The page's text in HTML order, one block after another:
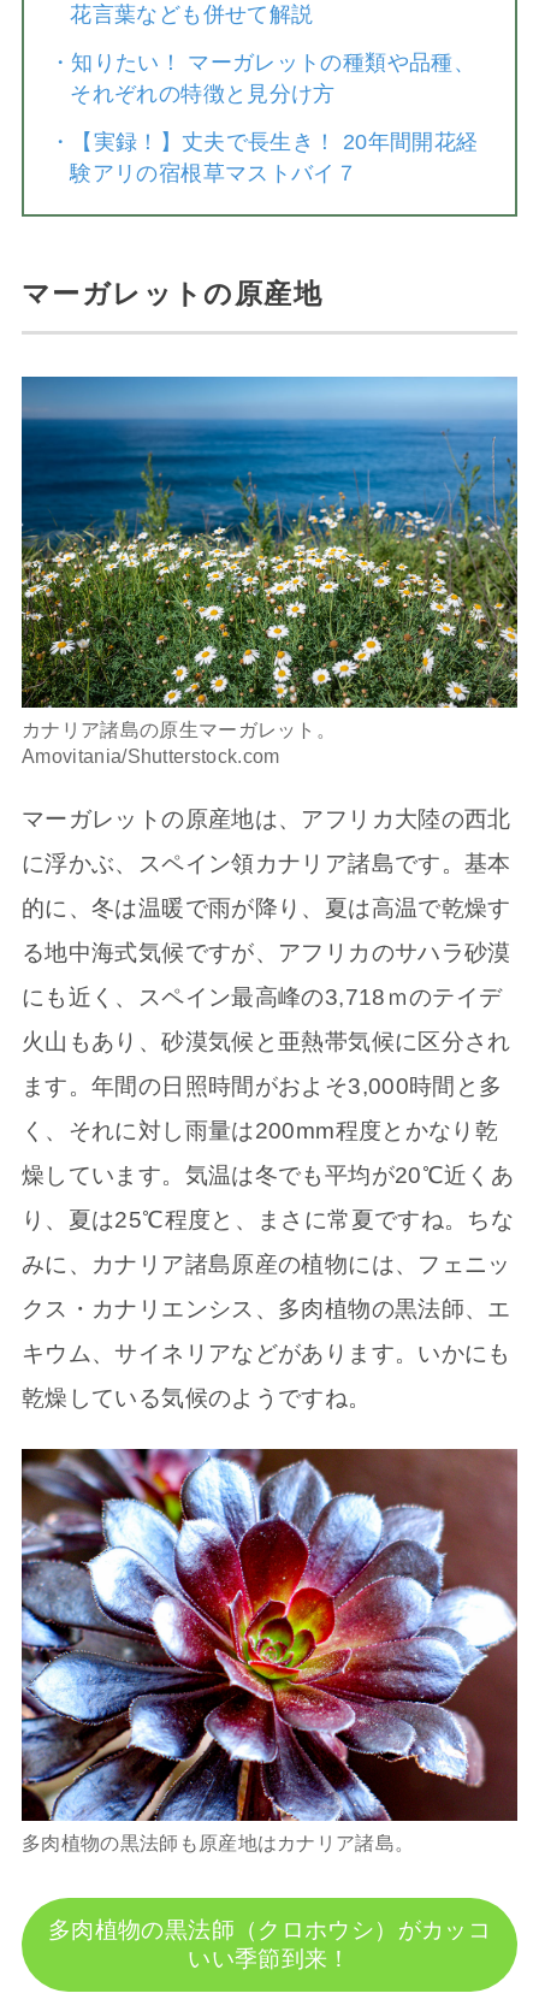
花言葉なども併せて解説
・ 知りたい！ マーガレットの種類や品種、
それぞれの特徴と見分け方
・
【実録！】丈夫で長生き！ 20年間開花経
験アリの宿根草マストバイ７
マーガレットの原産地
カナリア諸島の原生マーガレット。
Amovitania/Shutterstock.com
マーガレットの原産地は、アフリカ大陸の西北
に浮かぶ、スペイン領カナリア諸島です。基本
的に、冬は温暖で雨が降り、夏は高温で乾燥す
る地中海式気候ですが、アフリカのサハラ砂漠
にも近く、スペイン最高峰の3,718ｍのテイデ
火山もあり、砂漠気候と亜熱帯気候に区分され
ます。年間の日照時間がおよそ3,000時間と多
く、それに対し雨量は200mm程度とかなり乾
燥しています。気温は冬でも平均が20℃近くあ
り、夏は25℃程度と、まさに常夏ですね。ちな
みに、カナリア諸島原産の植物には、フェニッ
クス・カナリエンシス、多肉植物の黒法師、エ
キウム、サイネリアなどがあります。いかにも
乾燥している気候のようですね。
多肉植物の黒法師も原産地はカナリア諸島。
多肉植物の黒法師（クロホウシ）がカッコ
いい季節到来！